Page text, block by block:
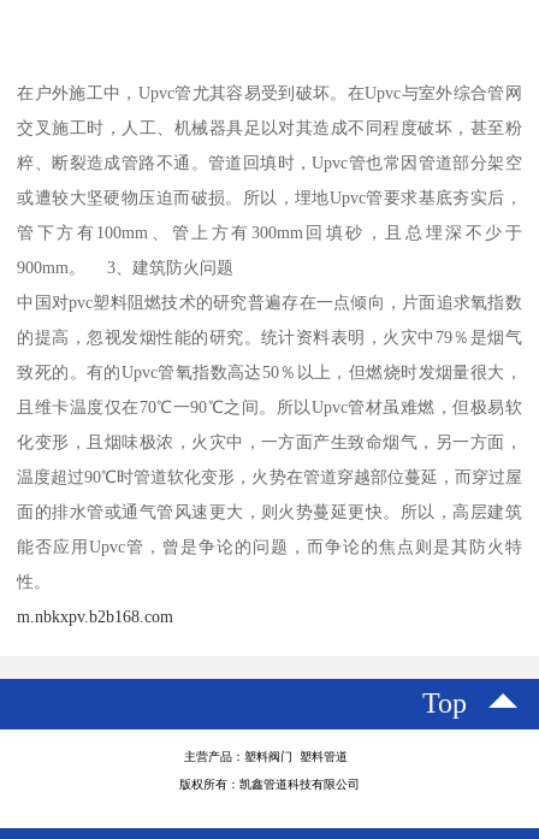
在户外施工中，Upvc管尤其容易受到破坏。在Upvc与室外综合管网
交叉施工时，人工、机械器具足以对其造成不同程度破坏，甚至粉
粹、断裂造成管路不通。管道回填时，Upvc管也常因管道部分架空
或遭较大坚硬物压迫而破损。所以，埋地Upvc管要求基底夯实后，
管下方有100mm、管上方有300mm回填砂，且总埋深不少于
900mm。 3、建筑防火问题
中国对pvc塑料阻燃技术的研究普遍存在一点倾向，片面追求氧指数
的提高，忽视发烟性能的研究。统计资料表明，火灾中79％是烟气
致死的。有的Upvc管氧指数高达50％以上，但燃烧时发烟量很大，
且维卡温度仅在70℃一90℃之间。所以Upvc管材虽难燃，但极易软
化变形，且烟味极浓，火灾中，一方面产生致命烟气，另一方面，
温度超过90℃时管道软化变形，火势在管道穿越部位蔓延，而穿过屋
面的排水管或通气管风速更大，则火势蔓延更快。所以，高层建筑
能否应用Upvc管，曾是争论的问题，而争论的焦点则是其防火特
性。
m.nbkxpv.b2b168.com
Top
主营产品：塑料阀门 塑料管道
版权所有：凯鑫管道科技有限公司